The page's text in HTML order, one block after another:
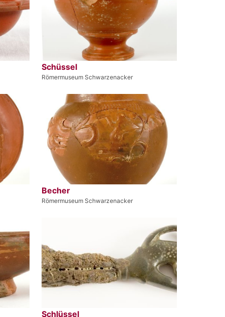
Schüssel
Römermuseum Schwarzenacker
Becher
Römermuseum Schwarzenacker
Schlüssel